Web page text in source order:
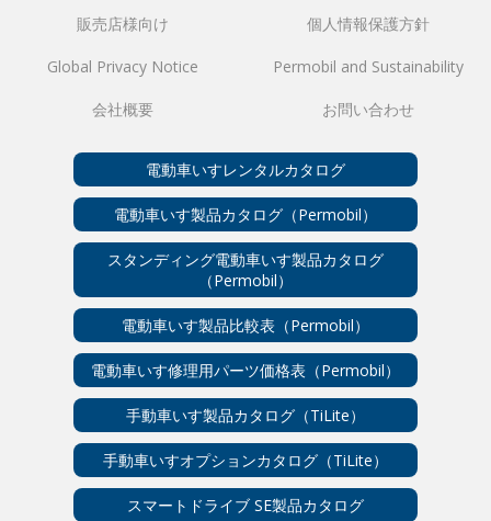
販売店様向け 個人情報保護方針
Global Privacy Notice Permobil and Sustainability
会社概要 お問い合わせ
電動車いすレンタルカタログ
電動車いす製品カタログ（Permobil）
スタンディング電動車いす製品カタログ
（Permobil）
電動車いす製品比較表（Permobil）
電動車いす修理用パーツ価格表（Permobil）
手動車いす製品カタログ（TiLite）
手動車いすオプションカタログ（TiLite）
スマートドライブ SE製品カタログ